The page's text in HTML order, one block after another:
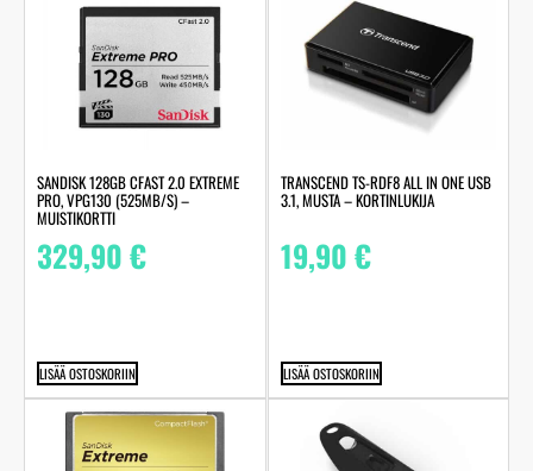
SANDISK 128GB CFAST 2.0 EXTREME
PRO, VPG130 (525MB/S) –
MUISTIKORTTI
329,90€
LISÄÄ OSTOSKORIIN
TRANSCEND TS-RDF8 ALL IN ONE USB
3.1, MUSTA – KORTINLUKIJA
19,90€
LISÄÄ OSTOSKORIIN